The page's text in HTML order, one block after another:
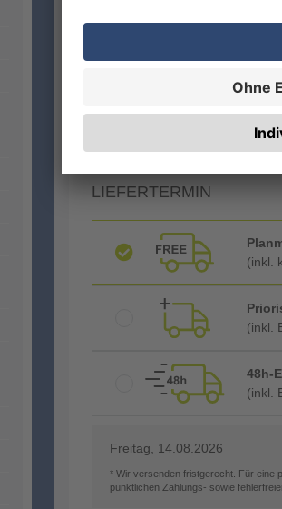
VERARBEITUNG &
Foliendeckblatt
LIEFERTERMIN
(inkl.
(inkl.
48h-
(inkl.
Freitag, 14.08.2026
* Wir versenden fristgerecht. Für eine
pünktlichen Zahlungs- sowie